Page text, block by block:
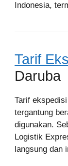
Indonesia,
Tarif
Daruba
Tarif
tergantung
digunakan.
Logistik
langsung dan